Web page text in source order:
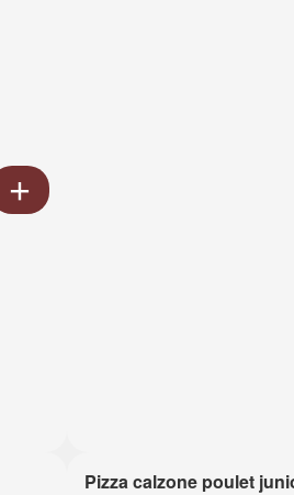
Pizza calzone poulet